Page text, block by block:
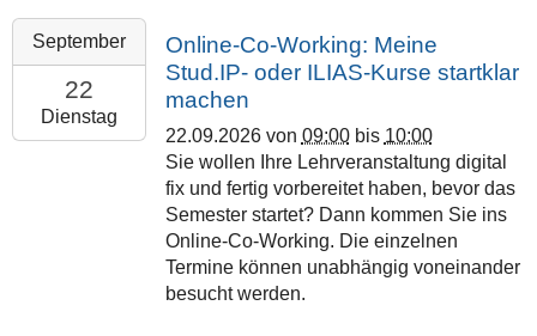
Philipps-
Universität
Marburg
2026-
22T09:00:00+02:00
2026-
09-
22T10:00:00+02:00
September
22
Dienstag
Online-Co-Working: Meine
Stud.IP- oder ILIAS-Kurse startklar
machen
22.09.2026von 09:00bis 10:00
Sie wollen Ihre Lehrveranstaltung digital
fix und fertig vorbereitet haben, bevor das
Semester startet? Dann kommen Sie ins
Online-Co-Working. Die einzelnen
Termine können unabhängig voneinander
besucht werden.